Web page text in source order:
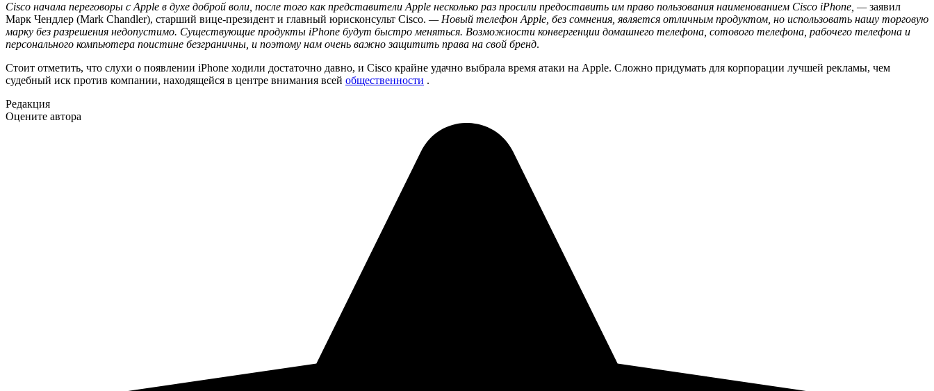
Cisco начала переговоры с Apple в духе доброй воли, после того как представители Apple несколько раз просили предоставить им право пользования наименованием Cisco iPhone, —заявил
Марк Чендлер (Mark Chandler), старший вице-президент и главный юрисконсульт Cisco. — Новый телефон Apple, без сомнения, является отличным продуктом, но использовать нашу торговую
марку без разрешения недопустимо. Существующие продукты iPhone будут быстро меняться. Возможности конвергенции домашнего телефона, сотового телефона, рабочего телефона и
персонального компьютера поистине безграничны, и поэтому нам очень важно защитить права на свой бренд.
Стоит отметить, что слухи о появлении iPhone ходили достаточно давно, и Cisco крайне удачно выбрала время атаки на Apple. Сложно придумать для корпорации лучшей рекламы, чем
судебный иск против компании, находящейся в центре внимания всей общественности .
Редакция
Оцените автора